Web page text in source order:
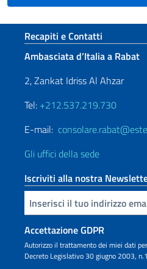
Sezione footer
Recapiti e Contatti
Ambasciata d’Italia a Rabat
2, Zankat Idriss Al Ahzar
Tel: +212.537.219.730
E-mail:
Gli uffici della sede
Iscriviti alla nostra
Inserisci la tua email
Accettazione GDPR
Autorizzo il trattamento dei miei dati
Decreto Legislativo 30 giugno 2003,